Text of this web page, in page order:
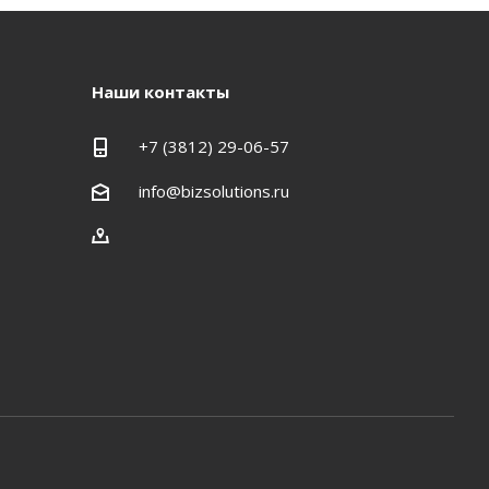
Наши контакты
+7 (3812) 29-06-57
info@bizsolutions.ru